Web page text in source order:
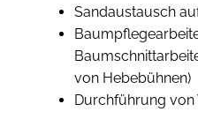
Sandaustausch
von Hebebühnen)
Durchführung von